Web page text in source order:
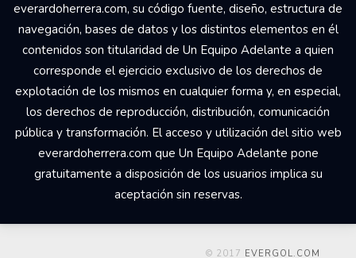
everardoherrera.com, su código fuente, diseño, estructura de
navegación, bases de datos y los distintos elementos en él
contenidos son titularidad de Un Equipo Adelante a quien
corresponde el ejercicio exclusivo de los derechos de
explotación de los mismos en cualquier forma y, en especial,
los derechos de reproducción, distribución, comunicación
pública y transformación. El acceso y utilización del sitio web
everardoherrera.com que Un Equipo Adelante pone
gratuitamente a disposición de los usuarios implica su
aceptación sin reservas.
© 2017 EVERGOL.COM